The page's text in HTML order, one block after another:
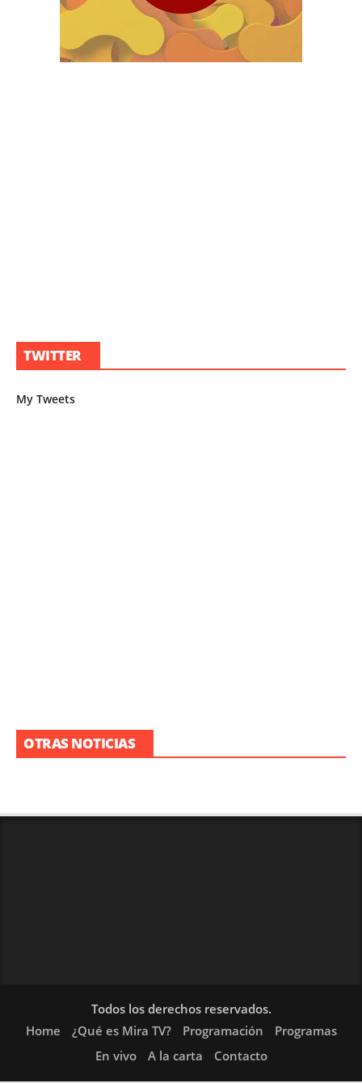
TWITTER
My Tweets
OTRAS NOTICIAS
Todos los derechos reservados.
Home
¿Qué es Mira TV? Programación
Programas
En vivo
A la carta Contacto